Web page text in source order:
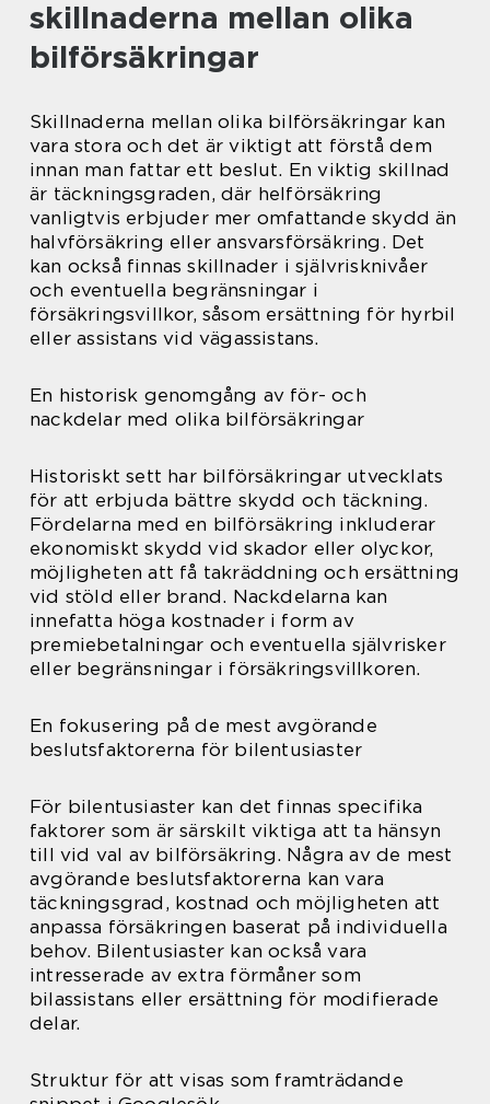
skillnaderna mellan olika
bilförsäkringar
Skillnaderna mellan olika bilförsäkringar kan
vara stora och det är viktigt att förstå dem
innan man fattar ett beslut. En viktig skillnad
är täckningsgraden, där helförsäkring
vanligtvis erbjuder mer omfattande skydd än
halvförsäkring eller ansvarsförsäkring. Det
kan också finnas skillnader i självrisknivåer
och eventuella begränsningar i
försäkringsvillkor, såsom ersättning för hyrbil
eller assistans vid vägassistans.
En historisk genomgång av för- och
nackdelar med olika bilförsäkringar
Historiskt sett har bilförsäkringar utvecklats
för att erbjuda bättre skydd och täckning.
Fördelarna med en bilförsäkring inkluderar
ekonomiskt skydd vid skador eller olyckor,
möjligheten att få takräddning och ersättning
vid stöld eller brand. Nackdelarna kan
innefatta höga kostnader i form av
premiebetalningar och eventuella självrisker
eller begränsningar i försäkringsvillkoren.
En fokusering på de mest avgörande
beslutsfaktorerna för bilentusiaster
För bilentusiaster kan det finnas specifika
faktorer som är särskilt viktiga att ta hänsyn
till vid val av bilförsäkring. Några av de mest
avgörande beslutsfaktorerna kan vara
täckningsgrad, kostnad och möjligheten att
anpassa försäkringen baserat på individuella
behov. Bilentusiaster kan också vara
intresserade av extra förmåner som
bilassistans eller ersättning för modifierade
delar.
Struktur för att visas som framträdande